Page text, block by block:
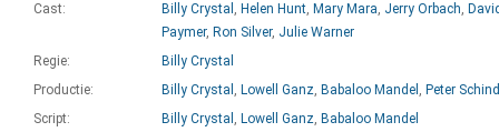
Cast: Billy Crystal , Helen Hunt, Mary Mara, Jerry Orbach,
Paymer, Ron Silver, Julie Warner
Regie:
Billy Crystal
Productie:
Billy Crystal , Lowell Ganz, Babaloo Mandel , Peter
Script:
Billy Crystal , Lowell Ganz, Babaloo Mandel